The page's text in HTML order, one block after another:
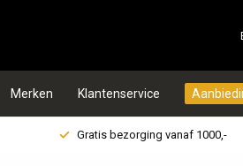
Merken Klantenservice
Gratis bezorging vanaf 1000,-